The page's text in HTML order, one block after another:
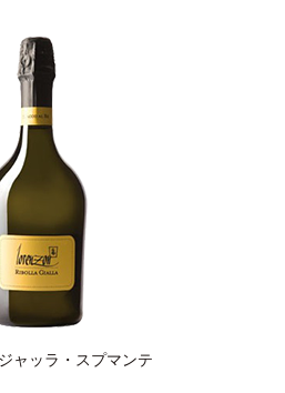
ャッラ・スプマンテ